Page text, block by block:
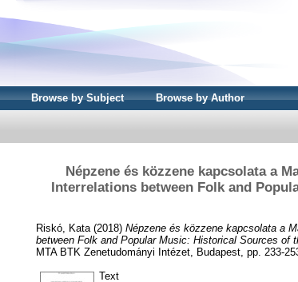
Browse by Subject Browse by Author
Népzene és közzene kapcsolata a
Interrelations between Folk and
Riskó, Kata (2018) Népzene és közzene kapcsolata a
between Folk and Popular Music: Historical Sources of
MTA BTK Zenetudományi Intézet, Budapest, pp. 233-
Text